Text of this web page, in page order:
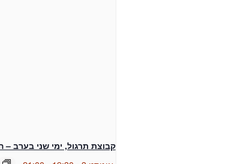
קבוצת תרגול, ימי שני בערב –